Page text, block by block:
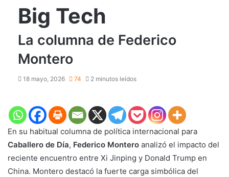
Big Tech
La columna de Federico
Montero
18 mayo, 2026 74 2 minutos leídos
En su habitual columna de política internacional para
Caballero de Día, Federico Montero analizó el impacto del
reciente encuentro entre Xi Jinping y Donald Trump en
China. Montero destacó la fuerte carga simbólica del